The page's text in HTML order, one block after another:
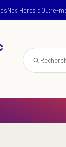
Nos Héros d'Outre-